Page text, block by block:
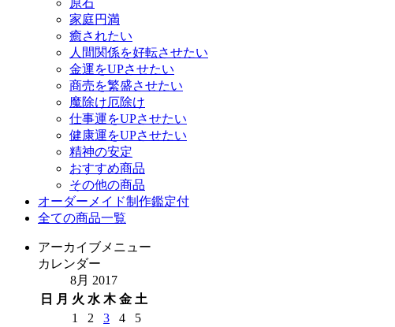
家庭円満
癒されたい
人間関係を好転させたい
金運をUPさせたい
商売を繁盛させたい
魔除け厄除け
仕事運をUPさせたい
健康運をUPさせたい
精神の安定
おすすめ商品
その他の商品
オーダーメイド制作鑑定付
全ての商品一覧
アーカイブメニュー
カレンダー
8月 2017
日
月 火 水 木 金 土
1 2 3 4
5